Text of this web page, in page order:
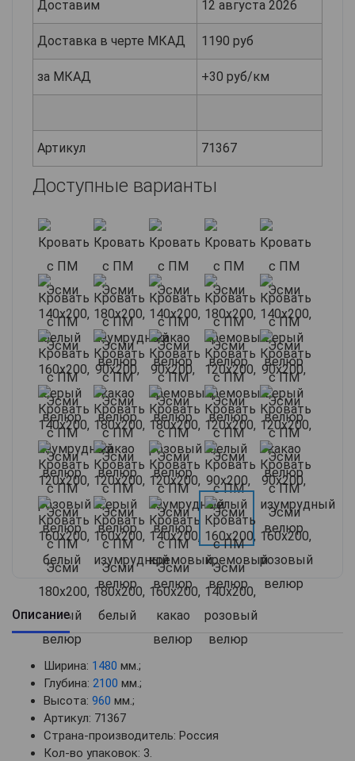
Доставим 12 августа 2026
Доставка в черте МКАД 1190 руб
за МКАД +30 руб/км
Артикул 71367
Доступные варианты
Описание
Ширина: 1480 мм.;
Глубина: 2100 мм.;
Высота: 960 мм.;
Артикул: 71367
Страна-производитель: Россия
Кол-во упаковок: 3.